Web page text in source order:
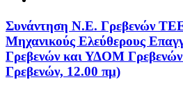
Συνάντηση Ν.Ε. Γρεβενών
Μηχανικούς Eλεύθερους
Γρεβενών και ΥΔΟΜ Γρεβενών
Γρεβενών, 12.00 πμ)